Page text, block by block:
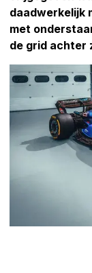
daadwerkelijk
met
de grid achter